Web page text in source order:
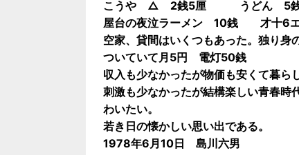
こうや △ 2銭5厘 うどん 5
屋台の夜泣ラーメン 10銭 才十6
空家、貸間はいくつもあった。独り
ついていて月5円 電灯50銭
収入も少なかったが物価も安くて暮ら
刺激も少なかったが結構楽しい青春時
わいたい。
若き日の懐かしい思い出である。
1978年6月10日 島川六男